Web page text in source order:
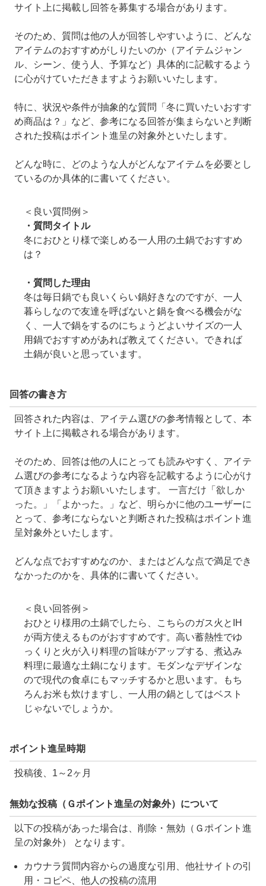
サイト上に掲載し回答を募集する場合があります。
そのため、質問は他の人が回答しやすいように、どんな
アイテムのおすすめがしりたいのか（アイテムジャン
ル、シーン、使う人、予算など）具体的に記載するよう
に心がけていただきますようお願いいたします。
特に、状況や条件が抽象的な質問「冬に買いたいおすす
め商品は？」など、参考になる回答が集まらないと判断
された投稿はポイント進呈の対象外といたします。
どんな時に、どのような人がどんなアイテムを必要とし
ているのか具体的に書いてください。
＜良い質問例＞
・質問タイトル
冬におひとり様で楽しめる一人用の土鍋でおすすめ
は？
・質問した理由
冬は毎日鍋でも良いくらい鍋好きなのですが、一人
暮らしなので友達を呼ばないと鍋を食べる機会がな
く、一人で鍋をするのにちょうどよいサイズの一人
用鍋でおすすめがあれば教えてください。できれば
土鍋が良いと思っています。
回答の書き方
回答された内容は、アイテム選びの参考情報として、本
サイト上に掲載される場合があります。
そのため、回答は他の人にとっても読みやすく、アイテ
ム選びの参考になるような内容を記載するように心がけ
て頂きますようお願いいたします。 一言だけ「欲しか
った。」「よかった。」など、明らかに他のユーザーに
とって、参考にならないと判断された投稿はポイント進
呈対象外といたします。
どんな点でおすすめなのか、またはどんな点で満足でき
なかったのかを、具体的に書いてください。
＜良い回答例＞
おひとり様用の土鍋でしたら、こちらのガス火とIH
が両方使えるものがおすすめです。高い蓄熱性でゆ
っくりと火が入り料理の旨味がアップする、煮込み
料理に最適な土鍋になります。モダンなデザインな
ので現代の食卓にもマッチするかと思います。もち
ろんお米も炊けますし、一人用の鍋としてはベスト
じゃないでしょうか。
ポイント進呈時期
投稿後、1～2ヶ月
無効な投稿（Ｇポイント進呈の対象外）について
以下の投稿があった場合は、削除・無効（Ｇポイント進
呈の対象外） となります。
カウナラ質問内容からの過度な引用、他社サイトの引
用・コピペ、他人の投稿の流用